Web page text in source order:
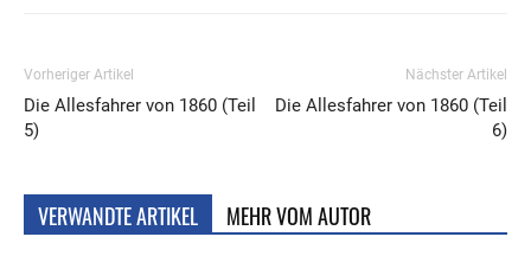
Vorheriger Artikel
Die Allesfahrer von 1860 (Teil
5)
Nächster Artikel
Die Allesfahrer von 1860 (Teil
6)
VERWANDTE ARTIKEL MEHR VOM AUTOR